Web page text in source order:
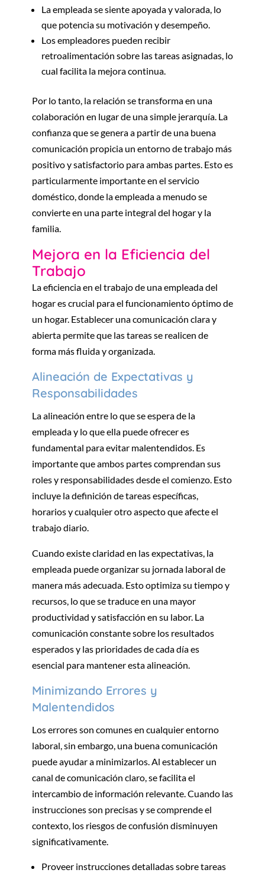
La empleada se siente apoyada y valorada, lo
que potencia su motivación y desempeño.
Los empleadores pueden recibir
retroalimentación sobre las tareas asignadas, lo
cual facilita la mejora continua.
Por lo tanto, la relación se transforma en una
colaboración en lugar de una simple jerarquía. La
confianza que se genera a partir de una buena
comunicación propicia un entorno de trabajo más
positivo y satisfactorio para ambas partes. Esto es
particularmente importante en el servicio
doméstico, donde la empleada a menudo se
convierte en una parte integral del hogar y la
familia.
Mejora en la Eficiencia del
Trabajo
La eficiencia en el trabajo de una empleada del
hogar es crucial para el funcionamiento óptimo de
un hogar. Establecer una comunicación clara y
abierta permite que las tareas se realicen de
forma más fluida y organizada.
Alineación de Expectativas y
Responsabilidades
La alineación entre lo que se espera de la
empleada y lo que ella puede ofrecer es
fundamental para evitar malentendidos. Es
importante que ambos partes comprendan sus
roles y responsabilidades desde el comienzo. Esto
incluye la definición de tareas específicas,
horarios y cualquier otro aspecto que afecte el
trabajo diario.
Cuando existe claridad en las expectativas, la
empleada puede organizar su jornada laboral de
manera más adecuada. Esto optimiza su tiempo y
recursos, lo que se traduce en una mayor
productividad y satisfacción en su labor. La
comunicación constante sobre los resultados
esperados y las prioridades de cada día es
esencial para mantener esta alineación.
Minimizando Errores y
Malentendidos
Los errores son comunes en cualquier entorno
laboral, sin embargo, una buena comunicación
puede ayudar a minimizarlos. Al establecer un
canal de comunicación claro, se facilita el
intercambio de información relevante. Cuando las
instrucciones son precisas y se comprende el
contexto, los riesgos de confusión disminuyen
significativamente.
Proveer instrucciones detalladas sobre tareas